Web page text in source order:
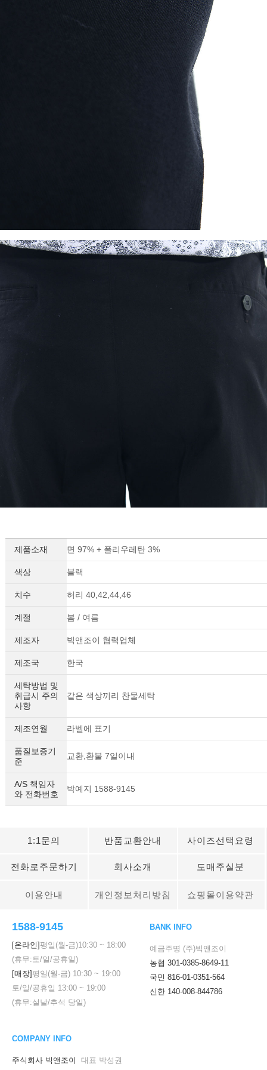
제품소재 면 97% + 폴리우레탄 3%
색상 블랙
치수 허리 40,42,44,46
계절 봄 / 여름
제조자 빅앤조이 협력업체
제조국 한국
세탁방법 및
취급시 주의
사항
같은 색상끼리 찬물세탁
제조연월 라벨에 표기
품질보증기
준
교환,환불 7일이내
A/S 책임자
와 전화번호
박예지 1588-9145
1:1문의 반품교환안내 사이즈선택요령
전화로주문하기 회사소개 도매주실분
이용안내 개인정보처리방침 쇼핑몰이용약관
1588-9145
[온라인]평일(월-금)10:30 ~ 18:00
(휴무:토/일/공휴일)
[매장]평일(월-금) 10:30 ~ 19:00
토/일/공휴일 13:00 ~ 19:00
(휴무:설날/추석 당일)
BANK INFO
예금주명 (주)빅앤조이
농협 301-0385-8649-11
국민 816-01-0351-564
신한 140-008-844786
COMPANY INFO
주식회사 빅앤조이
대표 박성권